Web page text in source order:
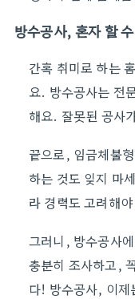
방수공사, 혼자 할
간혹 취미로 하는
요. 방수공사는 전
해요. 잘못된 공사
끝으로, 임금체불
하는 것도 잊지 마
라 경력도 고려해
그러니, 방수공사
충분히 조사하고,
다! 방수공사, 이제